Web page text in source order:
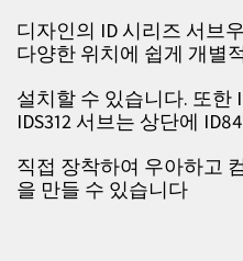
디자인의 ID 시리즈 서브
다양한 위치에 쉽게 개별
설치할 수 있습니다. 또한
IDS312 서브는 상단에
직접 장착하여 우아하고
을 만들 수 있습니다